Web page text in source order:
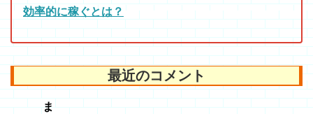
効率的に稼ぐとは？
最近のコメント
ま